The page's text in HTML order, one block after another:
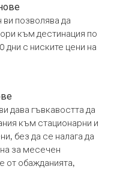
позволява да
към дестинация по
с ниските цени на
дава гъвкавостта да
към стационарни и
без да се налага да
за месечен
от обажданията,